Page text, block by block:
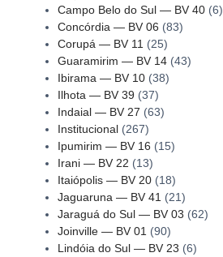
Campo Belo do Sul — BV 40(6)
Concórdia — BV 06 (83)
Corupá — BV 11 (25)
Guaramirim — BV 14(43)
Ibirama — BV 10(38)
Ilhota — BV 39 (37)
Indaial — BV 27 (63)
Institucional(267)
Ipumirim — BV 16 (15)
Irani — BV 22 (13)
Itaiópolis — BV 20(18)
Jaguaruna — BV 41 (21)
Jaraguá do Sul — BV 03 (62)
Joinville — BV 01 (90)
Lindóia do Sul — BV 23 (6)